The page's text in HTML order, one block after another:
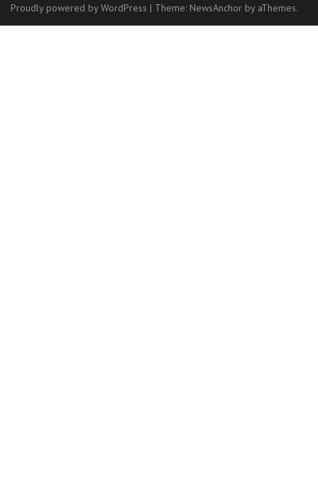
Proudly powered by WordPress | Theme: NewsAnchor by aThemes.